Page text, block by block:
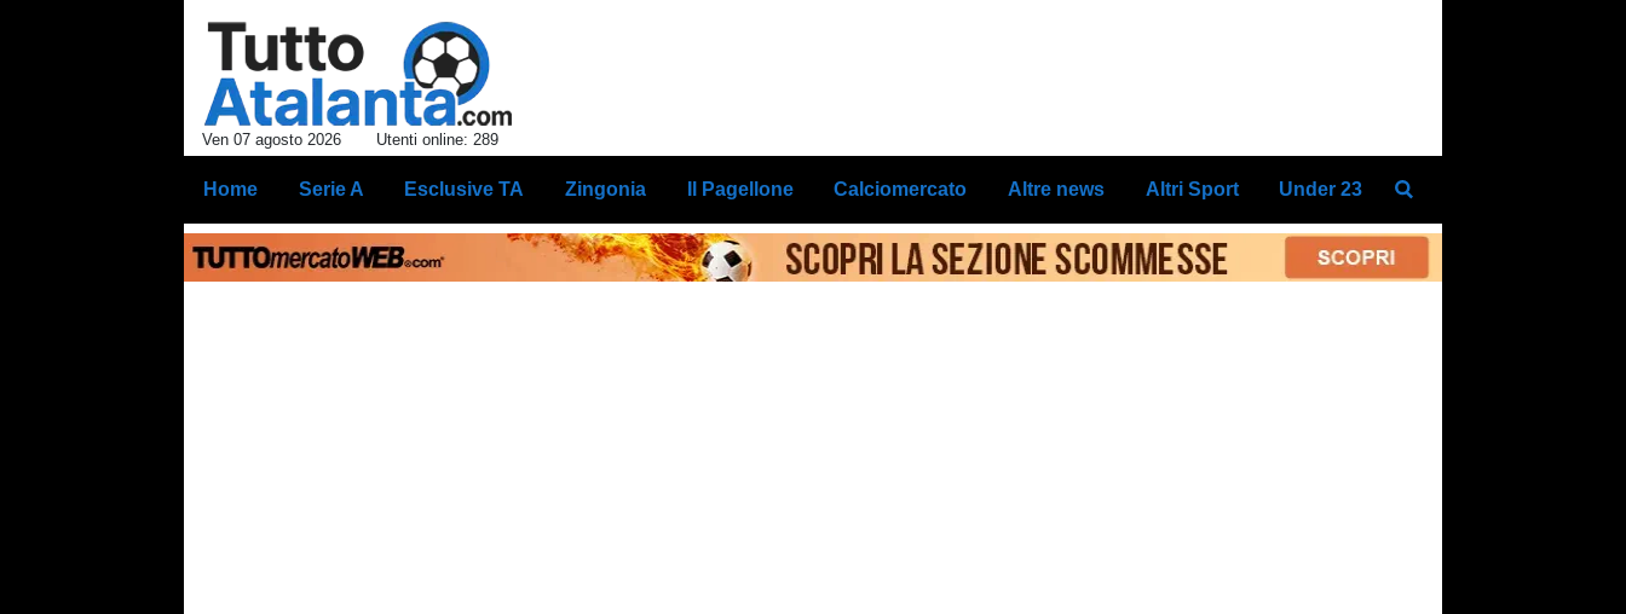
Ven 07 agosto 2026 Utenti online: 289
Home Serie A Esclusive TA Zingonia Il Pagellone Calciomercato Altre news Altri Sport Under 23